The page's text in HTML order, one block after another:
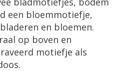
een bloemmotiefje,
bladeren en bloemen.
op boven en
motiefje als
.